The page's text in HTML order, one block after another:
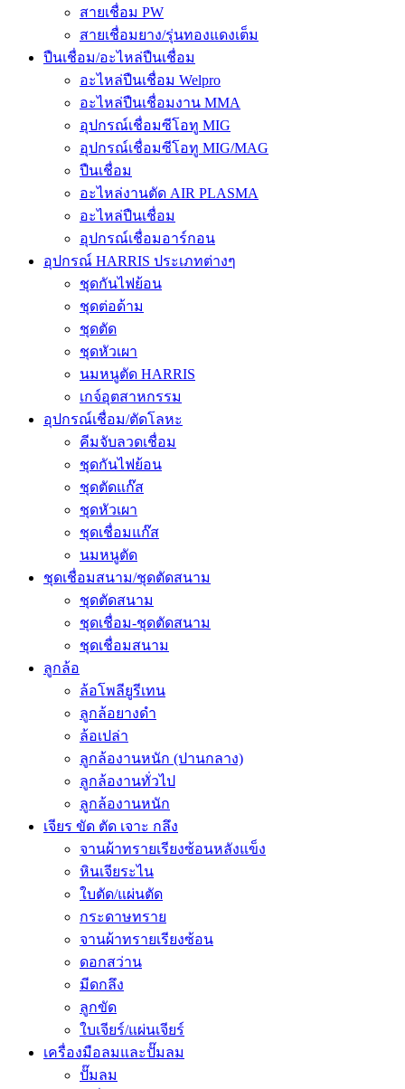
สายเชื่อม PW
สายเชื่อมยาง/รุ่นทองแดงเต็ม
ปืนเชื่อม/อะไหล่ปืนเชื่อม
อะไหล่ปืนเชื่อม Welpro
อะไหล่ปืนเชื่อมงาน MMA
อุปกรณ์เชื่อมซีโอทู MIG
อุปกรณ์เชื่อมซีโอทู MIG/MAG
ปืนเชื่อม
อะไหล่งานตัด AIR PLASMA
อะไหล่ปืนเชื่อม
อุปกรณ์เชื่อมอาร์กอน
อุปกรณ์ HARRIS ประเภทต่างๆ
ชุดกันไฟย้อน
ชุดต่อด้าม
ชุดตัด
ชุดหัวเผา
นมหนูตัด HARRIS
เกจ์อุตสาหกรรม
อุปกรณ์เชื่อม/ตัดโลหะ
คีมจับลวดเชื่อม
ชุดกันไฟย้อน
ชุดตัดแก๊ส
ชุดหัวเผา
ชุดเชื่อมแก๊ส
นมหนูตัด
ชุดเชื่อมสนาม/ชุดตัดสนาม
ชุดตัดสนาม
ชุดเชื่อม-ชุดตัดสนาม
ชุดเชื่อมสนาม
ลูกล้อ
ล้อโพลียูรีเทน
ลูกล้อยางดำ
ล้อเปล่า
ลูกล้องานหนัก (ปานกลาง)
ลูกล้องานทั่วไป
ลูกล้องานหนัก
เจียร ขัด ตัด เจาะ กลึง
จานผ้าทรายเรียงซ้อนหลังแข็ง
หินเจียระไน
ใบตัด/แผ่นตัด
กระดาษทราย
จานผ้าทรายเรียงซ้อน
ดอกสว่าน
มีดกลึง
ลูกขัด
ใบเจียร์/แผ่นเจียร์
เครื่องมือลมและปั๊มลม
ปั๊มลม